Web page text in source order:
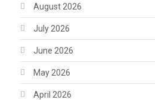
August 2026
July 2026
June 2026
May 2026
April 2026